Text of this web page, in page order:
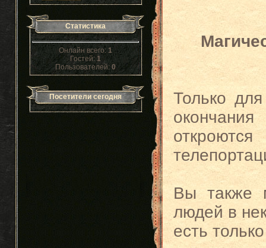
Статистика
Онлайн всего: 1
Гостей: 1
Пользователей: 0
Посетители сегодня
Только
Вы также
людей в
есть